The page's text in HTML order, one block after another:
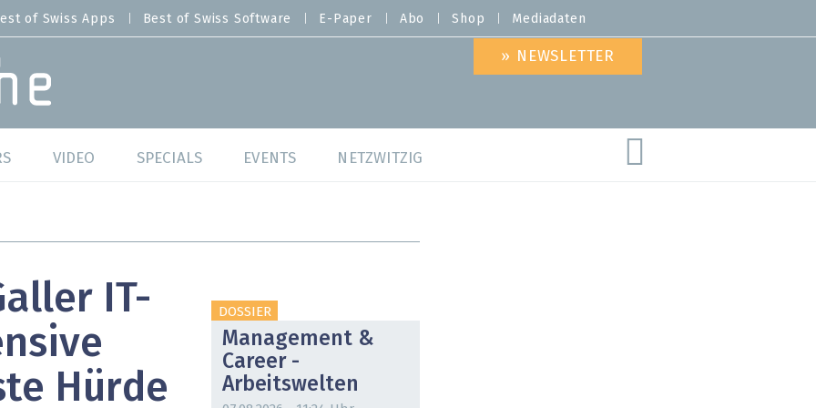
of Swiss Apps Best of Swiss Software E-Paper Abo Shop Mediadaten
» NEWSLETTER
Swiss Software
Hana
VIDEO SPECIALS
Cybersecurity
Cloud & Managed Services
EVENTS
Best of Swiss Software
NETZWITZIG
IT-
Hürde
DOSSIER
Management &
Career -
Arbeitswelten